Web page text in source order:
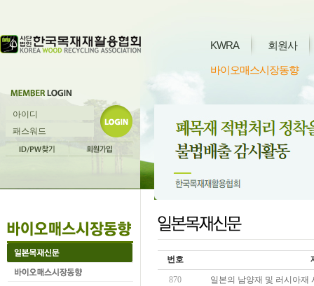
KWRA 회원사
바이오매스시장동향
번호
870 일본의 남양재 및 러시아